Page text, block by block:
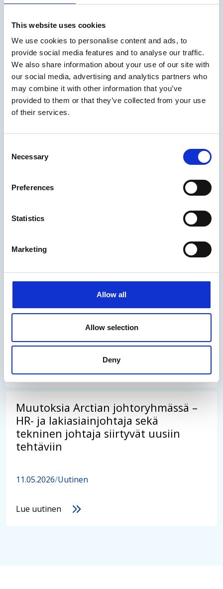
This website uses cookies
We use cookies to personalise content and ads, to
provide social media features and to analyse our traffic.
We also share information about your use of our site with
our social media, advertising and analytics partners who
may combine it with other information that you’ve
provided to them or that they’ve collected from your use
of their services.
Selection
Necessary
Preferences
Statistics
Marketing
Allow all
Allow selection
Deny
Arctia on myynyt
Finland Oy:lle
Jatkossa Arctia keskittyy entistä vahvemmin
erityistehtävän hoitoon sekä liiketoiminnan
kehittämiseen meri- ja rannikkoalueilla.
Arctia valittu toteuttamaan
Kiesimän järvialueen syvyystietojen
aikana. Työ tehdään, jotta merikartat olisivat
ajantasaisia ja vesillä liikkuminen entistä
turvallisempaa.
29.05.2026/Uutinen
Muutoksia Arctian johtoryhmässä –
HR- ja lakiasiainjohtaja sekä
tekninen johtaja siirtyvät uusiin
tehtäviin
11.05.2026/Uutinen
Lue uutinen